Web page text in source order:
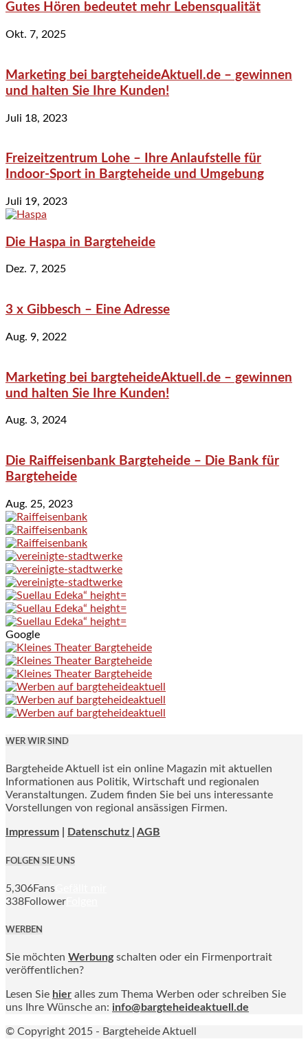
Gutes Hören bedeutet mehr Lebensqualität
Okt. 7, 2025
Marketing bei bargteheideAktuell.de – gewinnen
und halten Sie Ihre Kunden!
Juli 18, 2023
Freizeitzentrum Lohe – Ihre Anlaufstelle für
Indoor-Sport in Bargteheide und Umgebung
Juli 19, 2023
Die Haspa in Bargteheide
Dez. 7, 2025
3 x Gibbesch – Eine Adresse
Aug. 9, 2022
Marketing bei bargteheideAktuell.de – gewinnen
und halten Sie Ihre Kunden!
Aug. 3, 2024
Die Raiffeisenbank Bargteheide – Die Bank für
Bargteheide
Aug. 25, 2023
Google
WER WIR SIND
Bargteheide Aktuell ist ein online Magazin mit aktuellen
Informationen aus Politik, Wirtschaft und regionalen
Veranstaltungen. Zudem finden Sie bei uns interessante
Vorstellungen von regional ansässigen Firmen.
Impressum Datenschutz | AGB
FOLGEN SIE UNS
5,306Fans
338Follower
WERBEN
Sie möchten Werbung schalten oder ein Firmenportrait
veröffentlichen?
Lesen Sie hier alles zum Thema Werben oder schreiben Sie
uns Ihre Wünsche an: info@bargteheideaktuell.de
© Copyright 2015 - Bargteheide Aktuell